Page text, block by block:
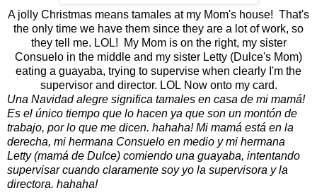
A jolly Christmas means tamales at my Mom's house! That's
the only time we have them since they are a lot of work, so
they tell me. LOL! My Mom is on the right, my sister
Consuelo in the middle and my sister Letty (Dulce's Mom)
eating a guayaba, trying to supervise when clearly I'm the
supervisor and director. LOL Now onto my card.
Una Navidad alegre significa tamales en casa de mi mamá!
Es el único tiempo que lo hacen ya que son un montón de
trabajo, por lo que me dicen. hahaha!Mi mamá está en la
derecha, mi hermana Consuelo en medio y mi hermana
Letty (mamá de Dulce) comiendo una guayaba, intentando
supervisar cuando claramente soy yo la supervisora y la
directora. hahaha!